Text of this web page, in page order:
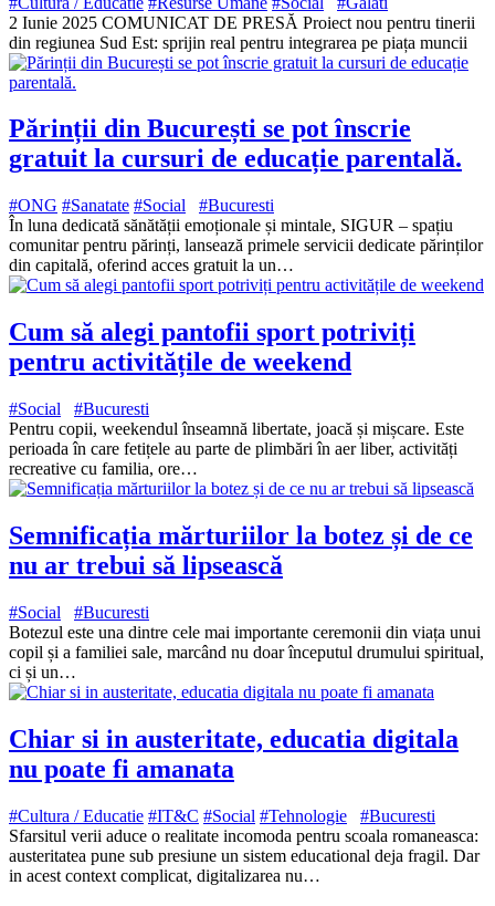
2 Iunie 2025 COMUNICAT DE PRESĂ Proiect nou pentru tinerii
din regiunea Sud Est: sprijin real pentru integrarea pe piața muncii
Părinții din București se pot înscrie
gratuit la cursuri de educație parentală.
#ONG #Sanatate #Social
#Bucuresti
În luna dedicată sănătății emoționale și mintale, SIGUR – spațiu
comunitar pentru părinți, lansează primele servicii dedicate părinților
din capitală, oferind acces gratuit la un…
Cum să alegi pantofii sport potriviți
pentru activitățile de weekend
#Social
#Bucuresti
Pentru copii, weekendul înseamnă libertate, joacă și mișcare. Este
perioada în care fetițele au parte de plimbări în aer liber, activități
recreative cu familia, ore…
Semnificația mărturiilor la botez și de ce
nu ar trebui să lipsească
#Social
#Bucuresti
Botezul este una dintre cele mai importante ceremonii din viața unui
copil și a familiei sale, marcând nu doar începutul drumului spiritual,
ci și un…
Chiar si in austeritate, educatia digitala
nu poate fi amanata
#Cultura / Educatie #IT&C #Social #Tehnologie
#Bucuresti
Sfarsitul verii aduce o realitate incomoda pentru scoala romaneasca:
austeritatea pune sub presiune un sistem educational deja fragil. Dar
in acest context complicat, digitalizarea nu…